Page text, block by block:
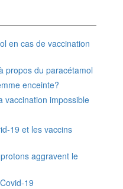
en cas de vaccination
propos du paracétamol
enceinte?
vaccination impossible
19 et les vaccins
aggravent le
19